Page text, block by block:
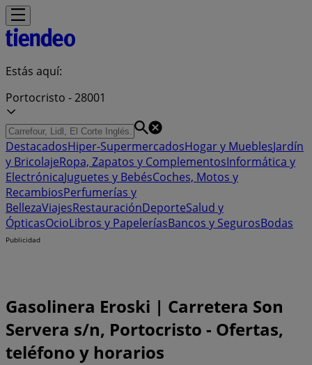
Estás aquí:
Portocristo - 28001
DestacadosHiper-SupermercadosHogar y MueblesJardín
y BricolajeRopa, Zapatos y ComplementosInformática y
ElectrónicaJuguetes y BebésCoches, Motos y
RecambiosPerfumerías y
BellezaViajesRestauraciónDeporteSalud y
ÓpticasOcioLibros y PapeleríasBancos y SegurosBodas
Publicidad
Gasolinera Eroski | Carretera Son
Servera s/n, Portocristo - Ofertas,
teléfono y horarios